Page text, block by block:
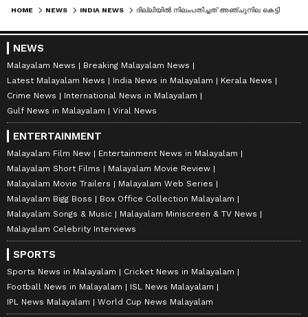
HOME NEWS INDIA NEWS
NEWS
Malayalam News
Breaking Malayalam News
Latest Malayalam News
India News in Malayalam
Kerala News
Crime News
International News in Malayalam
Gulf News in Malayalam
Viral News
ENTERTAINMENT
Malayalam Film New
Entertainment News in Malayalam
Malayalam Short Films
Malayalam Movie Review
Malayalam Movie Trailers
Malayalam Web Series
Malayalam Bigg Boss
Box Office Collection Malayalam
Malayalam Songs & Music
Malayalam Miniscreen & TV News
Malayalam Celebrity Interviews
SPORTS
Sports News in Malayalam
Cricket News in Malayalam
Football News in Malayalam
ISL News Malayalam
IPL News Malayalam
World Cup News Malayalam